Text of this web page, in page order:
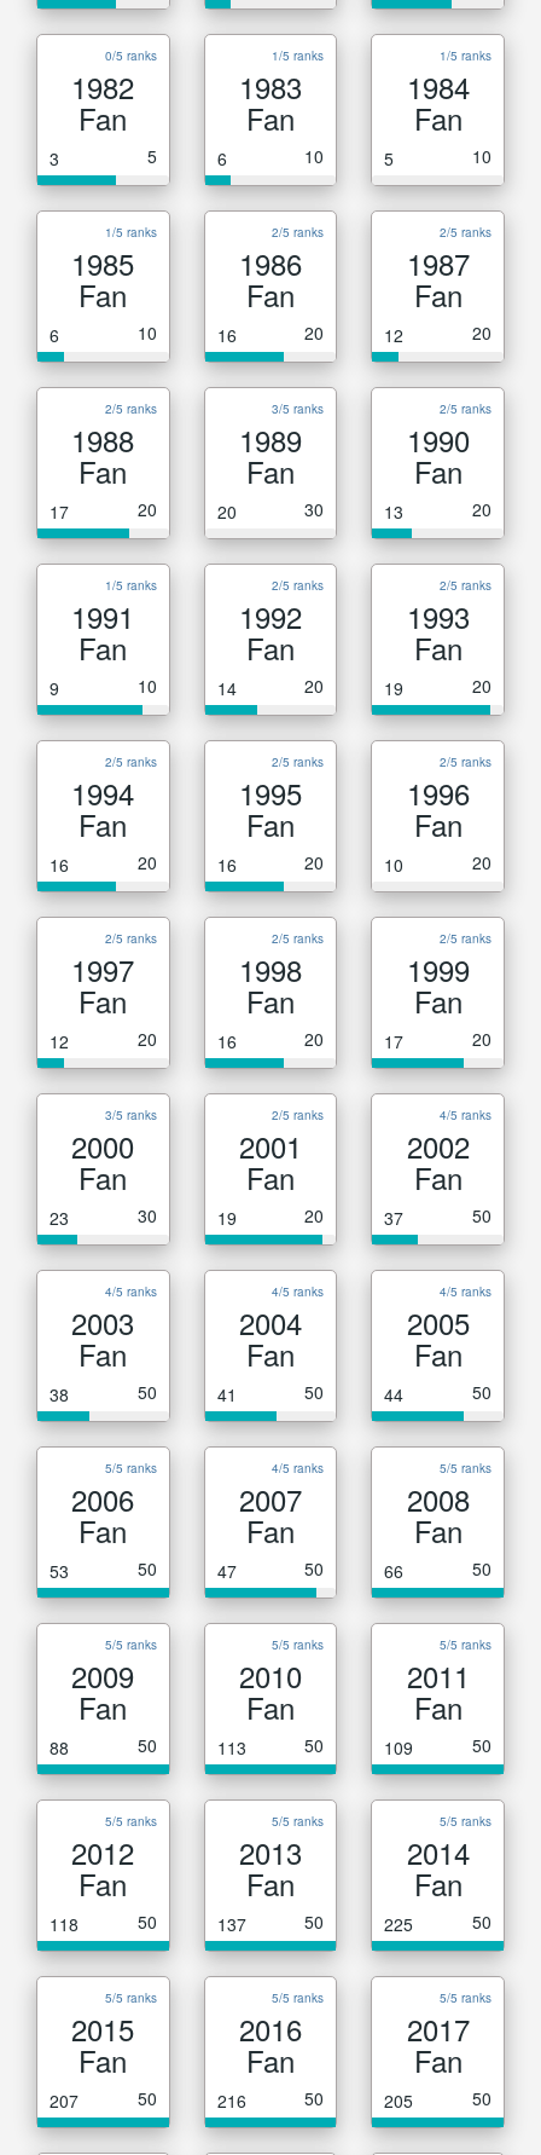
0/5 ranks
1982
Fan
3 5
1/5 ranks
1983
Fan
6 10
1/5 ranks
1984
Fan
5 10
1/5 ranks
1985
Fan
6 10
2/5 ranks
1986
Fan
16 20
2/5 ranks
1987
Fan
12 20
2/5 ranks
1988
Fan
17 20
3/5 ranks
1989
Fan
20 30
2/5 ranks
1990
Fan
13 20
1/5 ranks
1991
Fan
9 10
2/5 ranks
1992
Fan
14 20
2/5 ranks
1993
Fan
19 20
2/5 ranks
1994
Fan
16 20
2/5 ranks
1995
Fan
16 20
2/5 ranks
1996
Fan
10 20
2/5 ranks
1997
Fan
12 20
2/5 ranks
1998
Fan
16 20
2/5 ranks
1999
Fan
17 20
3/5 ranks
2000
Fan
23 30
2/5 ranks
2001
Fan
19 20
4/5 ranks
2002
Fan
37 50
4/5 ranks
2003
Fan
38 50
4/5 ranks
2004
Fan
41 50
4/5 ranks
2005
Fan
44 50
5/5 ranks
2006
Fan
53 50
4/5 ranks
2007
Fan
47 50
5/5 ranks
2008
Fan
66 50
5/5 ranks
2009
Fan
88 50
5/5 ranks
2010
Fan
113 50
5/5 ranks
2011
Fan
109 50
5/5 ranks
2012
Fan
118 50
5/5 ranks
2013
Fan
137 50
5/5 ranks
2014
Fan
225 50
5/5 ranks
2015
Fan
207 50
5/5 ranks
2016
Fan
216 50
5/5 ranks
2017
Fan
205 50